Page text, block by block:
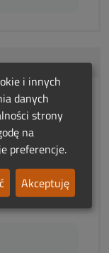
i innych
danych
strony
na
preferencje.
Akceptuję